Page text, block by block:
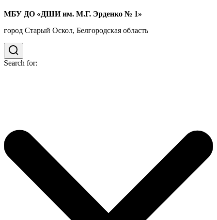
МБУ ДО «ДШИ им. М.Г. Эрденко № 1»
город Старый Оскол, Белгородская область
Search for: